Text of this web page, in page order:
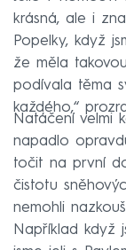
krásná, ale i
Popelky, když
že měla
podívala těma
každého,“
Natáčení velmi
napadlo
točit na první
čistotu
nemohli
Například když